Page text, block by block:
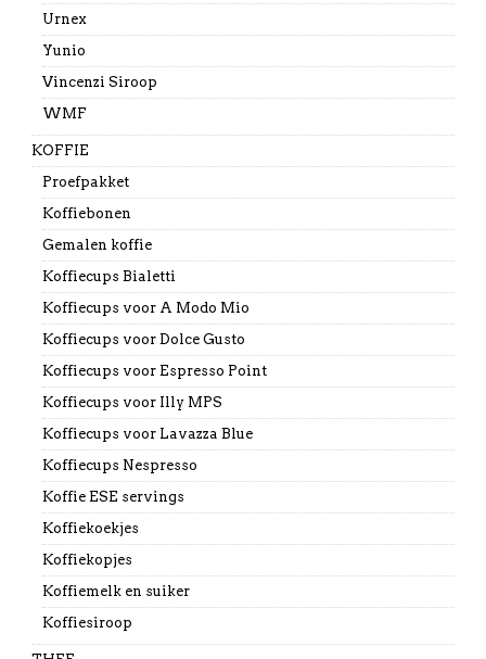
Urnex
Yunio
Vincenzi Siroop
WMF
KOFFIE
Proefpakket
Koffiebonen
Gemalen koffie
Koffiecups Bialetti
Koffiecups voor A Modo Mio
Koffiecups voor Dolce Gusto
Koffiecups voor Espresso Point
Koffiecups voor Illy MPS
Koffiecups voor Lavazza Blue
Koffiecups Nespresso
Koffie ESE servings
Koffiekoekjes
Koffiekopjes
Koffiemelk en suiker
Koffiesiroop